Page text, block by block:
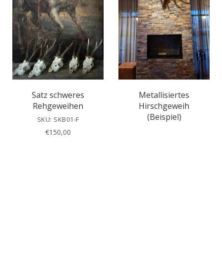
Satz schweres
Rehgeweihen
SKU: SKB01-F
€150,00
Metallisiertes
Hirschgeweih
(Beispiel)